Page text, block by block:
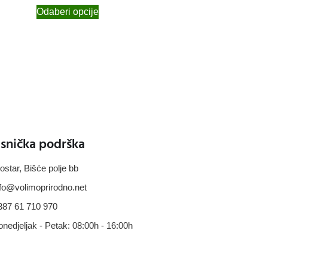
Odaberi opcije
podrška
Bišće polje bb
61 710 970
- Petak: 08:00h - 16:00h